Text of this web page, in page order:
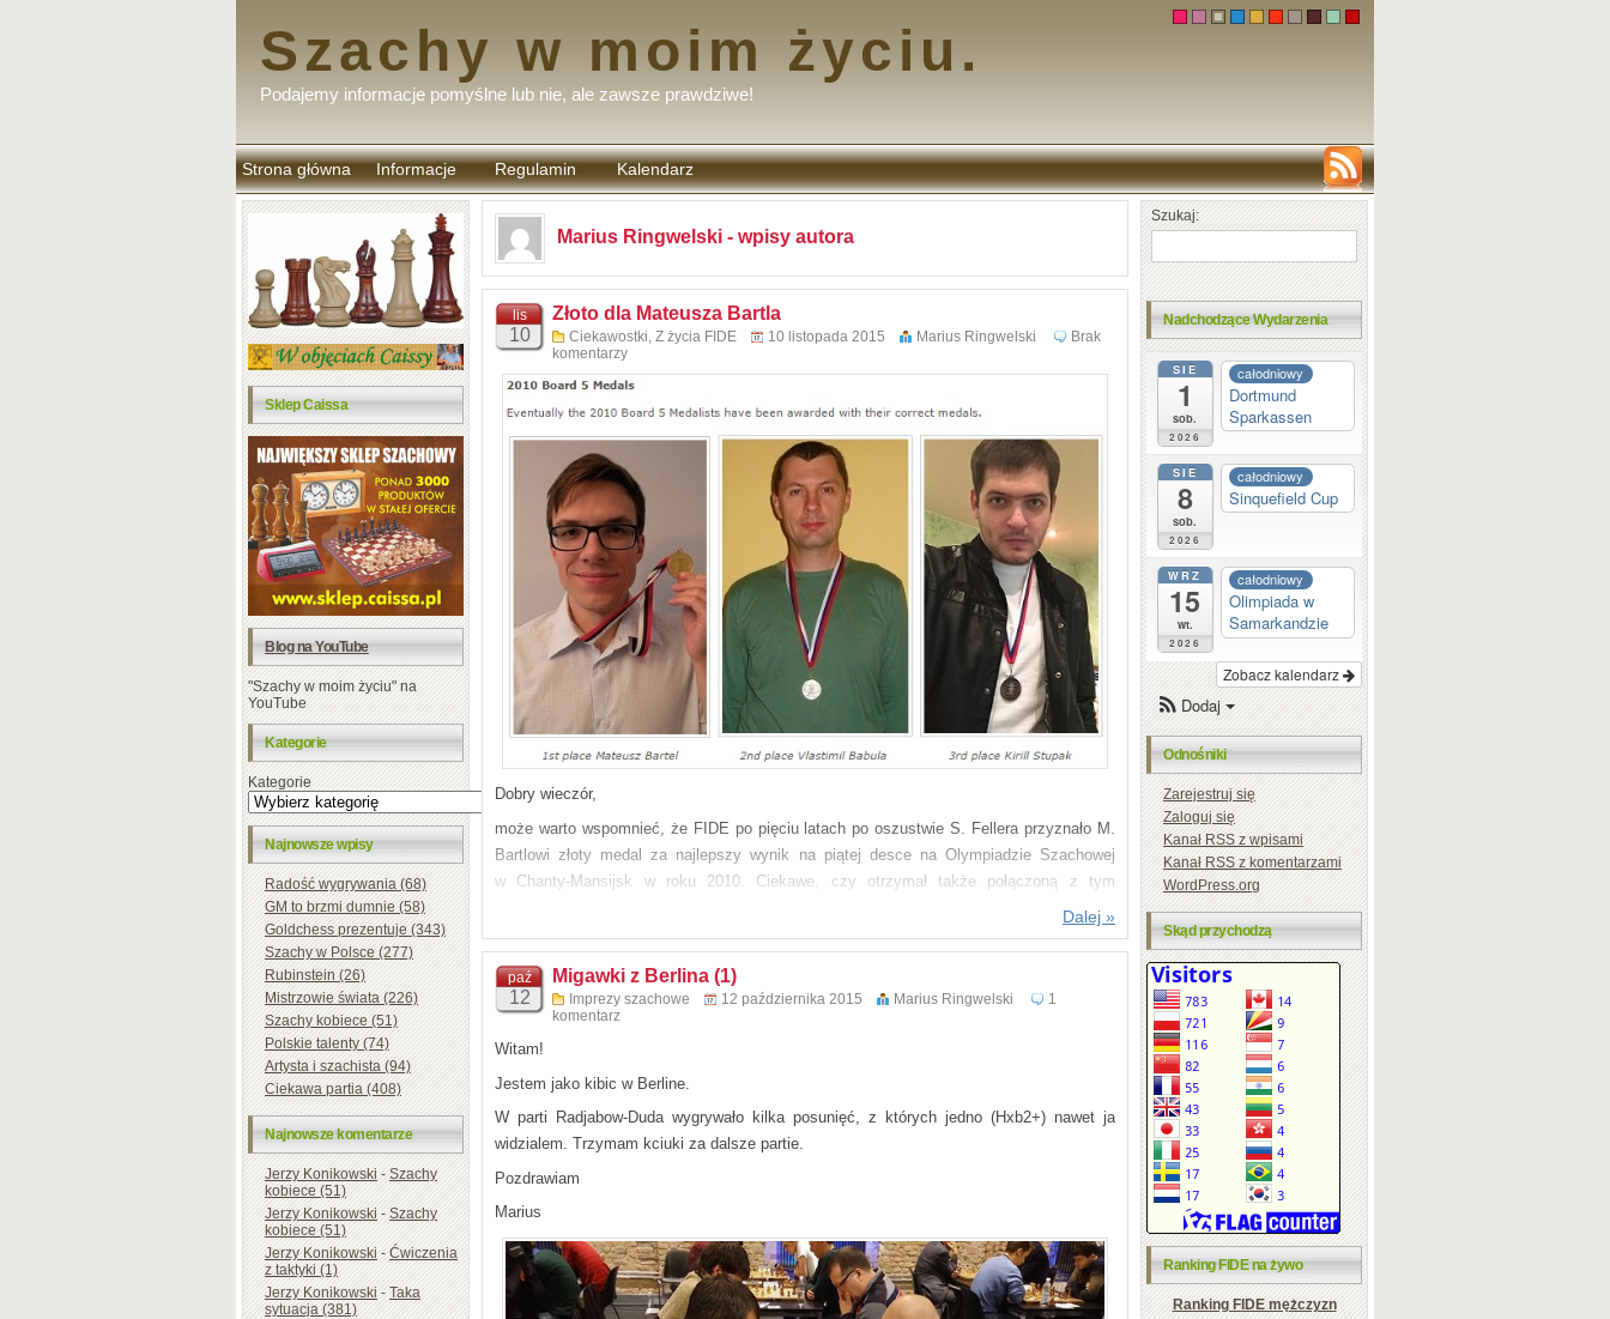
Szachy w moim życiu.
Podajemy informacje pomyślne lub nie, ale zawsze prawdziwe!
Strona główna Informacje Regulamin
komentarzy
Kalendarz
Sklep Caissa
Blog na YouTube
"Szachy w moim życiu" na
YouTube
Kategorie
Kategorie
Najnowsze wpisy
Radość wygrywania (68)
GM to brzmi dumnie (58)
Goldchess prezentuje (343)
Szachy w Polsce (277)
Rubinstein (26)
Mistrzowie świata (226)
Szachy kobiece (51)
Polskie talenty (74)
Artysta i szachista (94)
Ciekawa partia (408)
Najnowsze komentarze
Jerzy Konikowski-Szachy
kobiece (51)
Jerzy Konikowski-Szachy
kobiece (51)
Jerzy Konikowski-Ćwiczenia
z taktyki (1)
Jerzy Konikowski-Taka
sytuacja (381)
Marius Ringwelski - wpisy autora
lis
10
Złoto dla Mateusza Bartla
Ciekawostki, Z życia FIDE 10 listopada 2015 Marius Ringwelski
Brak
komentarzy
Dobry wieczór,
może warto wspomnieć, że FIDE po pięciu latach po oszustwie S. Fellera przyznało M.
Bartlowi złoty medal za najlepszy wynik na piątej desce na Olympiadzie Szachowej
w Chanty-Mansijsk w roku 2010. Ciekawe, czy otrzymał także połączoną z tym
Pozdrawiam
Marius Ringwelski
Dalej »
paź
12
Migawki z Berlina (1)
Imprezy szachowe 12 października 2015 Marius Ringwelski
1
komentarz
Witam!
Jestem jako kibic w Berline.
W parti Radjabow-Duda wygrywało kilka posunięć, z których jedno (Hxb2+) nawet ja
widzialem. Trzymam kciuki za dalsze partie.
Pozdrawiam
Marius
Szukaj:
Nadchodzące Wydarzenia
SIE
1
sob.
2026
całodniowy
Dortmund
Sparkassen
SIE
8
sob.
2026
całodniowy
Sinquefield Cup
WRZ
15
wt.
2026
całodniowy
Olimpiada w
Samarkandzie
Zobacz kalendarz
Dodaj
Odnośniki
Zarejestruj się
Zaloguj się
KanałRSSz wpisami
KanałRSSz komentarzami
WordPress.org
Skąd przychodzą
Ranking FIDE na żywo
Ranking FIDE mężczyzn